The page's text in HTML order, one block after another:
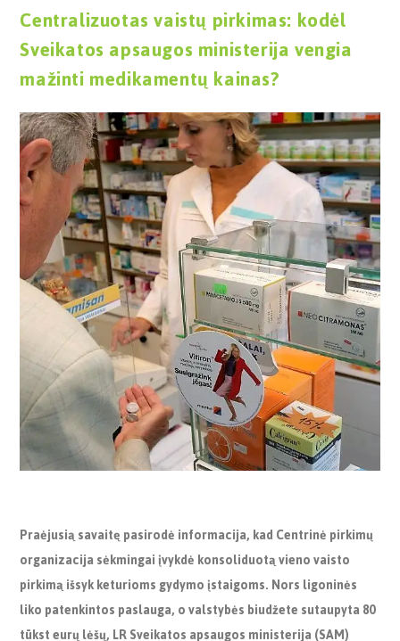
Centralizuotas vaistų pirkimas: kodėl
Sveikatos apsaugos ministerija vengia
mažinti medikamentų kainas?
Praėjusią savaitę pasirodė informacija, kad Centrinė pirkimų
organizacija sėkmingai įvykdė konsoliduotą vieno vaisto
pirkimą išsyk keturioms gydymo įstaigoms. Nors ligoninės
liko patenkintos paslauga, o valstybės biudžete sutaupyta 80
tūkst eurų lėšų, LR Sveikatos apsaugos ministerija (SAM)